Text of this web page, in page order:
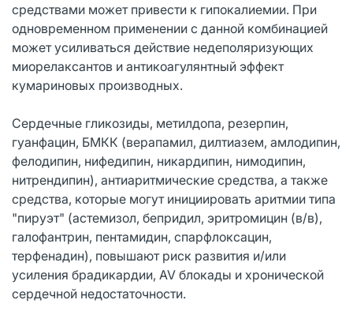
средствами может привести к гипокалиемии. При
одновременном применении с данной комбинацией
может усиливаться действие недеполяризующих
миорелаксантов и антикоагулянтный эффект
кумариновых производных.
Сердечные гликозиды, метилдопа, резерпин,
гуанфацин, БМКК (верапамил, дилтиазем, амлодипин,
фелодипин, нифедипин, никардипин, нимодипин,
нитрендипин), антиаритмические средства, а также
средства, которые могут инициировать аритмии типа
"пируэт" (астемизол, бепридил, эритромицин (в/в),
галофантрин, пентамидин, спарфлоксацин,
терфенадин), повышают риск развития и/или
усиления брадикардии, AV блокады и хронической
сердечной недостаточности.